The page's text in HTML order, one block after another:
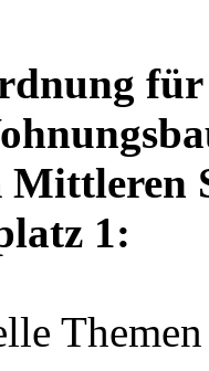
1:
Themen